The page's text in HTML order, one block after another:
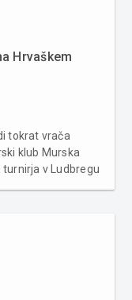
Hrvaškem
tokrat vrača
klub Murska
v Ludbregu